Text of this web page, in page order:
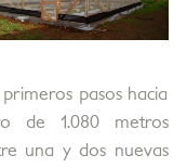
pasos hacia
de 1.080 metros
una y dos nuevas